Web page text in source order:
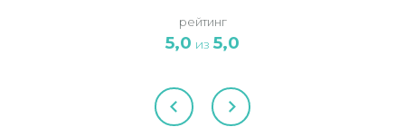
рейтинг
5,0 из 5,0